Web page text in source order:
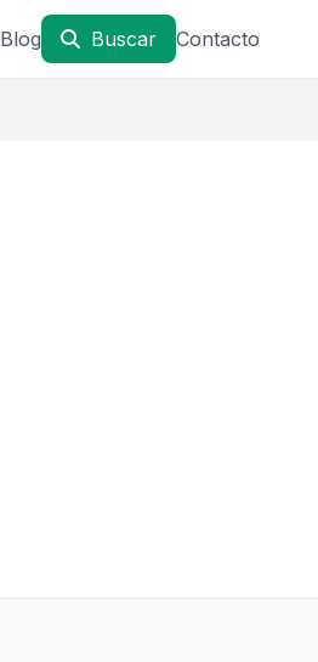
Blog Buscar Contacto